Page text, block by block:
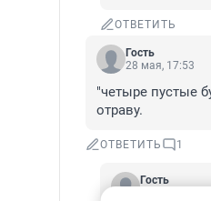
ОТВЕТИТЬ
Гость
28 мая, 17:53
"четыре пустые
отраву.
ОТВЕТИТЬ 1
Гость